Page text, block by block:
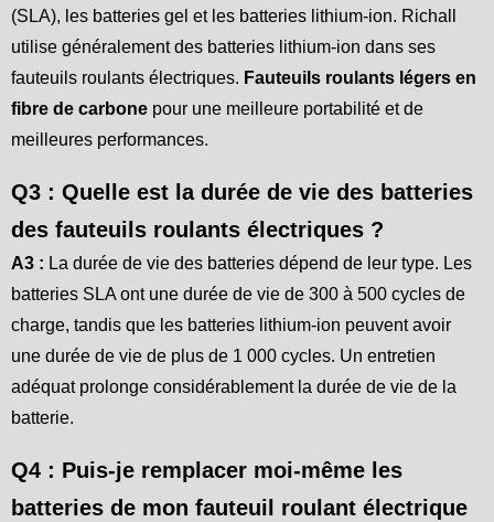
(SLA), les batteries gel et les batteries lithium-ion. Richall
utilise généralement des batteries lithium-ion dans ses
fauteuils roulants électriques. Fauteuils roulants légers en
fibre de carbone pour une meilleure portabilité et de
meilleures performances.
Q3 : Quelle est la durée de vie des batteries
des fauteuils roulants électriques ?
A3 : La durée de vie des batteries dépend de leur type. Les
batteries SLA ont une durée de vie de 300 à 500 cycles de
charge, tandis que les batteries lithium-ion peuvent avoir
une durée de vie de plus de 1 000 cycles. Un entretien
adéquat prolonge considérablement la durée de vie de la
batterie.
Q4 : Puis-je remplacer moi-même les
batteries de mon fauteuil roulant électrique